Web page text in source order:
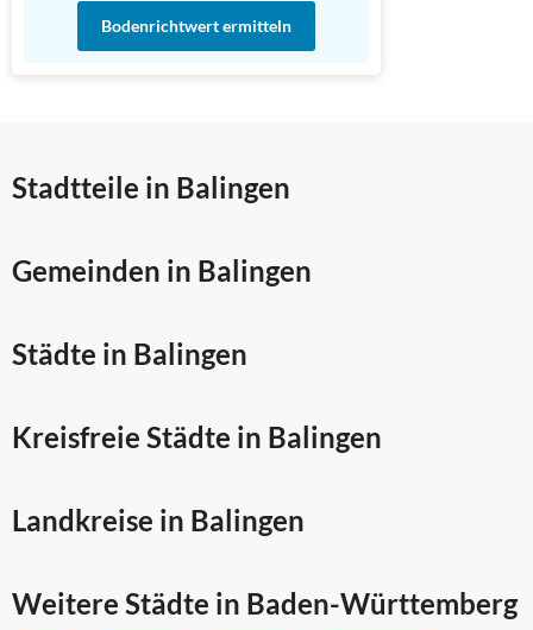
Bodenrichtwert ermitteln
Stadtteile in Balingen
Gemeinden in Balingen
Städte in Balingen
Kreisfreie Städte in Balingen
Landkreise in Balingen
Weitere Städte in Baden-Württemberg